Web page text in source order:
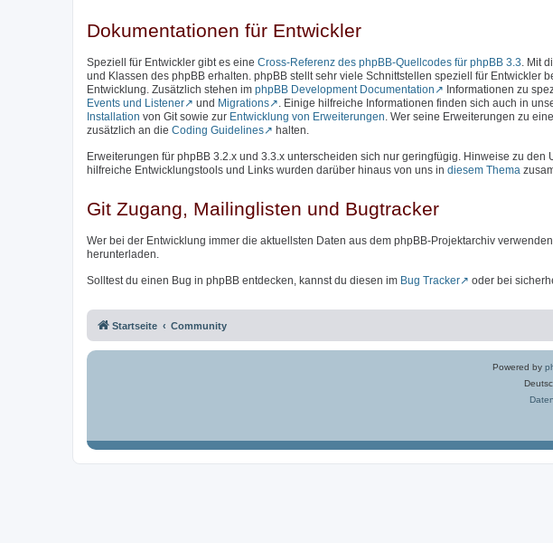
Dokumentationen für Entwickler
Speziell für Entwickler gibt es eine Cross-Referenz des phpBB-Quellcodes für phpBB 3.3 . Mit
und Klassen des phpBB erhalten. phpBB stellt sehr viele Schnittstellen speziell für Entwickler
Entwicklung. Zusätzlich stehen im phpBB Development Documentation
Informationen zu
Events und Listener
und Migrations . Einige hilfreiche Informationen finden sich auch in
Installation von Git sowie zur Entwicklung von Erweiterungen . Wer seine Erweiterungen zu
zusätzlich an die Coding Guidelines halten.
Erweiterungen für phpBB 3.2.x und 3.3.x unterscheiden sich nur geringfügig. Hinweise zu den
hilfreiche Entwicklungstools und Links wurden darüber hinaus von uns in diesem Thema
Git Zugang, Mailinglisten und Bugtracker
Wer bei der Entwicklung immer die aktuellsten Daten aus dem phpBB-Projektarchiv
herunterladen.
Solltest du einen Bug in phpBB entdecken, kannst du diesen im Bug Tracker oder bei
Startseite Community
Powered by